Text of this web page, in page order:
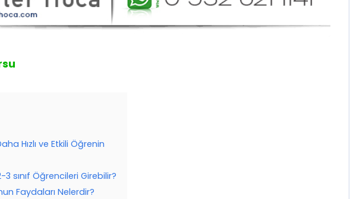
Hızlı ve Etkili Öğrenin
3 sınıf Öğrencileri Girebilir?
Faydaları Nelerdir?